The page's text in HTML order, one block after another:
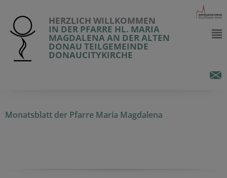
HERZLICH WILLKOMMEN
IN DER PFARRE HL. MARIA
MAGDALENA AN DER ALTEN
DONAU TEILGEMEINDE
DONAUCITYKIRCHE
Monatsblatt der Pfarre Maria Magdalena